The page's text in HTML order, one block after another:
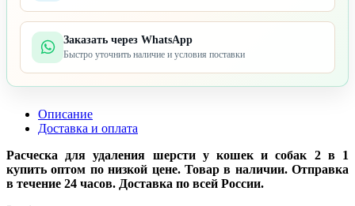
Заказать через WhatsApp
Быстро уточнить наличие и условия поставки
Описание
Доставка и оплата
Расческа для удаления шерсти у кошек и собак 2 в 1
купить оптом по низкой цене. Товар в наличии. Отправка
в течение 24 часов. Доставка по всей России.